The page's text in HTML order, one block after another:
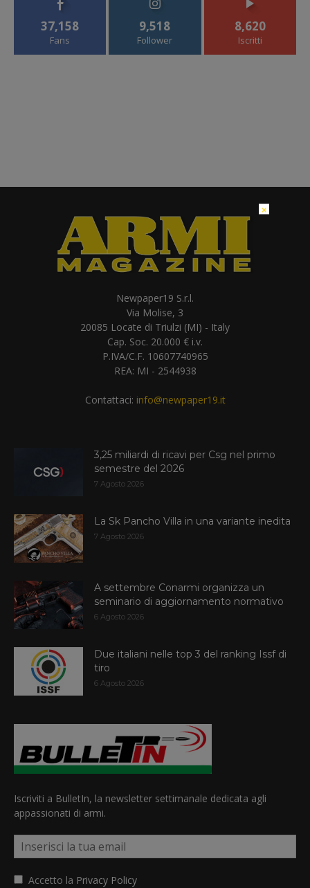
37,158
Fans
9,518
Follower
8,620
Iscritti
Newpaper19 S.r.l.
Via Molise, 3
20085 Locate di Triulzi (MI) - Italy
Cap. Soc. 20.000 € i.v.
P.IVA/C.F. 10607740965
REA: MI - 2544938
Contattaci: info@newpaper19.it
3,25 miliardi di ricavi per Csg nel primo
semestre del 2026
7 Agosto 2026
La Sk Pancho Villa in una variante inedita
7 Agosto 2026
A settembre Conarmi organizza un
seminario di aggiornamento normativo
6 Agosto 2026
Due italiani nelle top 3 del ranking Issf di
tiro
6 Agosto 2026
Iscriviti a BulletIn, la newsletter settimanale dedicata agli
appassionati di armi.
Accetto la Privacy Policy
×